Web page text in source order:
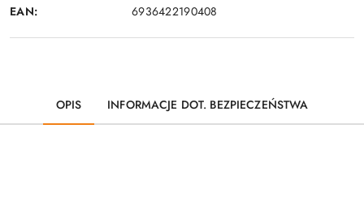
EAN: 6936422190408
OPIS INFORMACJE DOT. BEZPIECZEŃSTWA